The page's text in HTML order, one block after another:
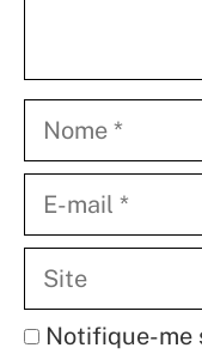
mail
Notifique-me